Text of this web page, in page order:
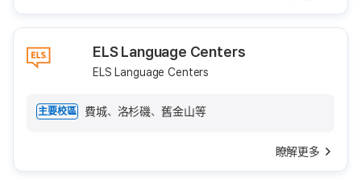
ELS Language Centers
ELS Language Centers
主要校區 費城、洛杉磯、舊金山等
瞭解更多